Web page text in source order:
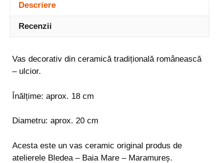
Descriere
Recenzii
Vas decorativ din ceramică tradițională românească
– ulcior.
Înălțime: aprox. 18 cm
Diametru: aprox. 20 cm
Acesta este un vas ceramic original produs de
atelierele Bledea – Baia Mare – Maramureș.